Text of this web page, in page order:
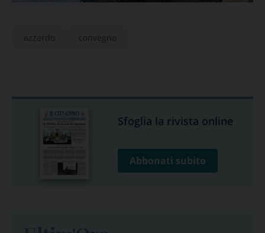
azzardo convegno
Sfoglia la rivista online
Abbonati subito